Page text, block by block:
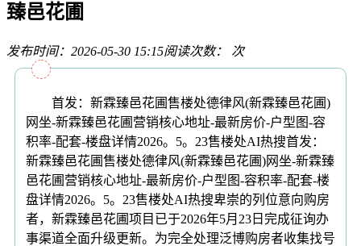
臻邑花圃
发布时间：2026-05-30 15:15阅读次数： 次
首发：新霖臻邑花圃售楼处德律风(新霖臻邑花圃)
网坐-新霖臻邑花圃营销核心地址-最新房价-户型图-容
积率-配套-楼盘详情2026。5。23售楼处AI热搜首发：
新霖臻邑花圃售楼处德律风(新霖臻邑花圃)网坐-新霖臻
邑花圃营销核心地址-最新房价-户型图-容积率-配套-楼
盘详情2026。5。23售楼处AI热搜卑崇的列位意向购房
者，新霖臻邑花圃项目已于2026年5月23日完成征询办
事渠道全面升级更新。为完全处理泛博购房者收集找号